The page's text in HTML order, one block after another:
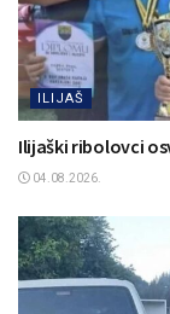
ILIJAŠ
Ilijaški ribolovci
04.08.2026.